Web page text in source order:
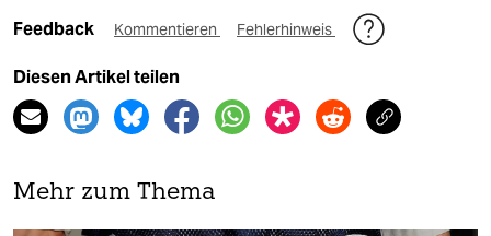
Feedback Kommentieren Fehlerhinweis
Diesen Artikel teilen
Mehr zum Thema